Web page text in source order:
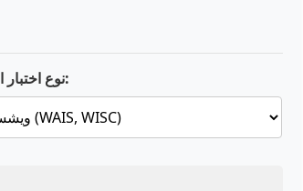
نوع اختبار الذكاء: